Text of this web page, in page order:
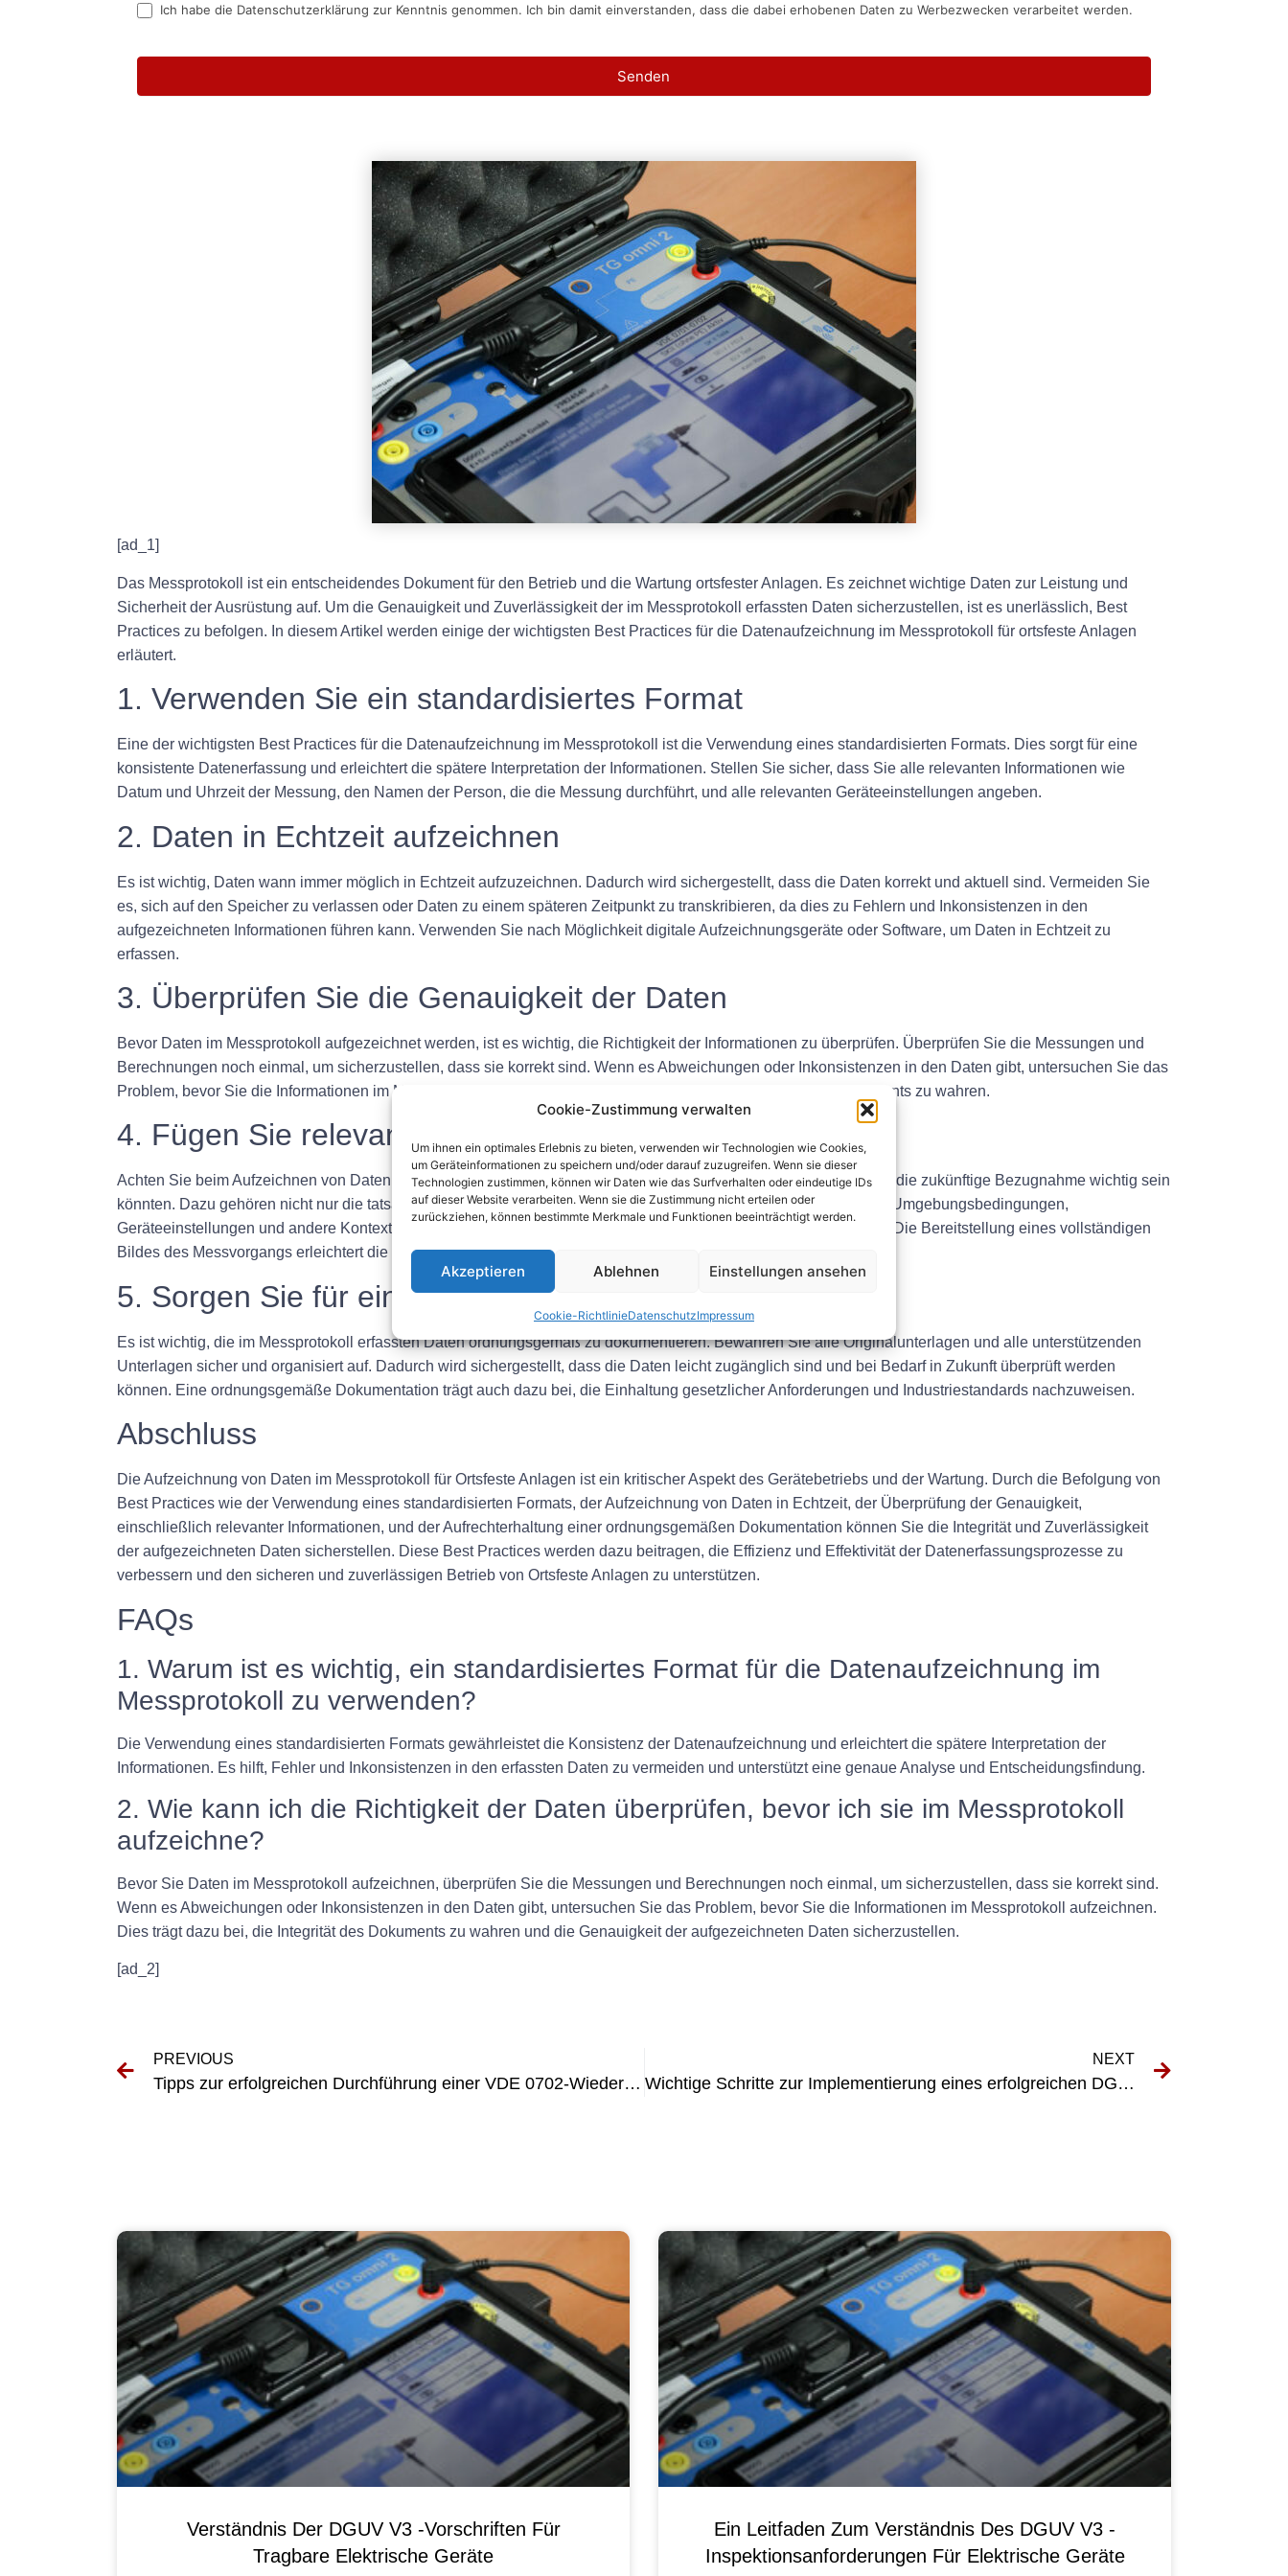
Cookie-Zustimmung verwalten
Um ihnen ein optimales Erlebnis zu bieten, verwenden wir Technologien wie Cookies,
um Geräteinformationen zu speichern und/oder darauf zuzugreifen. Wenn sie dieser
Technologien zustimmen, können wir Daten wie das Surfverhalten oder eindeutige IDs
auf dieser Website verarbeiten. Wenn sie die Zustimmung nicht erteilen oder
zurückziehen, können bestimmte Merkmale und Funktionen beeinträchtigt werden.
Akzeptieren Ablehnen Einstellungen ansehen
Cookie-RichtlinieDatenschutzImpressum
Ich habe die Datenschutzerklärung zur Kenntnis genommen. Ich bin damit einverstanden, dass die dabei erhobenen Daten zu Werbezwecken verarbeitet werden.
Senden
[ad_1]
Das Messprotokoll ist ein entscheidendes Dokument für den Betrieb und die Wartung ortsfester Anlagen. Es zeichnet wichtige Daten zur Leistung und
Sicherheit der Ausrüstung auf. Um die Genauigkeit und Zuverlässigkeit der im Messprotokoll erfassten Daten sicherzustellen, ist es unerlässlich, Best
Practices zu befolgen. In diesem Artikel werden einige der wichtigsten Best Practices für die Datenaufzeichnung im Messprotokoll für ortsfeste Anlagen
erläutert.
1. Verwenden Sie ein standardisiertes Format
Eine der wichtigsten Best Practices für die Datenaufzeichnung im Messprotokoll ist die Verwendung eines standardisierten Formats. Dies sorgt für eine
konsistente Datenerfassung und erleichtert die spätere Interpretation der Informationen. Stellen Sie sicher, dass Sie alle relevanten Informationen wie
Datum und Uhrzeit der Messung, den Namen der Person, die die Messung durchführt, und alle relevanten Geräteeinstellungen angeben.
2. Daten in Echtzeit aufzeichnen
Es ist wichtig, Daten wann immer möglich in Echtzeit aufzuzeichnen. Dadurch wird sichergestellt, dass die Daten korrekt und aktuell sind. Vermeiden Sie
es, sich auf den Speicher zu verlassen oder Daten zu einem späteren Zeitpunkt zu transkribieren, da dies zu Fehlern und Inkonsistenzen in den
aufgezeichneten Informationen führen kann. Verwenden Sie nach Möglichkeit digitale Aufzeichnungsgeräte oder Software, um Daten in Echtzeit zu
erfassen.
3. Überprüfen Sie die Genauigkeit der Daten
Bevor Daten im Messprotokoll aufgezeichnet werden, ist es wichtig, die Richtigkeit der Informationen zu überprüfen. Überprüfen Sie die Messungen und
Berechnungen noch einmal, um sicherzustellen, dass sie korrekt sind. Wenn es Abweichungen oder Inkonsistenzen in den Daten gibt, untersuchen Sie das
Problem, bevor Sie die Informationen im Messprotokoll aufzeichnen. Dies trägt dazu bei, die Integrität des Dokuments zu wahren.
4. Fügen Sie relevante Informationen hinzu
Achten Sie beim Aufzeichnen von Daten im Messprotokoll darauf, alle relevanten Informationen anzugeben, die für die zukünftige Bezugnahme wichtig sein
könnten. Dazu gehören nicht nur die tatsächlichen Messungen und Beobachtungen, sondern auch alle relevanten Umgebungsbedingungen,
Geräteeinstellungen und andere Kontextinformationen, die sich auf die aufgezeichneten Daten auswirken können. Die Bereitstellung eines vollständigen
Bildes des Messvorgangs erleichtert die spätere Interpretation der Daten.
5. Sorgen Sie für eine ordnungsgemäße Dokumentation
Es ist wichtig, die im Messprotokoll erfassten Daten ordnungsgemäß zu dokumentieren. Bewahren Sie alle Originalunterlagen und alle unterstützenden
Unterlagen sicher und organisiert auf. Dadurch wird sichergestellt, dass die Daten leicht zugänglich sind und bei Bedarf in Zukunft überprüft werden
können. Eine ordnungsgemäße Dokumentation trägt auch dazu bei, die Einhaltung gesetzlicher Anforderungen und Industriestandards nachzuweisen.
Abschluss
Die Aufzeichnung von Daten im Messprotokoll für Ortsfeste Anlagen ist ein kritischer Aspekt des Gerätebetriebs und der Wartung. Durch die Befolgung von
Best Practices wie der Verwendung eines standardisierten Formats, der Aufzeichnung von Daten in Echtzeit, der Überprüfung der Genauigkeit,
einschließlich relevanter Informationen, und der Aufrechterhaltung einer ordnungsgemäßen Dokumentation können Sie die Integrität und Zuverlässigkeit
der aufgezeichneten Daten sicherstellen. Diese Best Practices werden dazu beitragen, die Effizienz und Effektivität der Datenerfassungsprozesse zu
verbessern und den sicheren und zuverlässigen Betrieb von Ortsfeste Anlagen zu unterstützen.
FAQs
1. Warum ist es wichtig, ein standardisiertes Format für die Datenaufzeichnung im
Messprotokoll zu verwenden?
Die Verwendung eines standardisierten Formats gewährleistet die Konsistenz der Datenaufzeichnung und erleichtert die spätere Interpretation der
Informationen. Es hilft, Fehler und Inkonsistenzen in den erfassten Daten zu vermeiden und unterstützt eine genaue Analyse und Entscheidungsfindung.
2. Wie kann ich die Richtigkeit der Daten überprüfen, bevor ich sie im Messprotokoll
aufzeichne?
Bevor Sie Daten im Messprotokoll aufzeichnen, überprüfen Sie die Messungen und Berechnungen noch einmal, um sicherzustellen, dass sie korrekt sind.
Wenn es Abweichungen oder Inkonsistenzen in den Daten gibt, untersuchen Sie das Problem, bevor Sie die Informationen im Messprotokoll aufzeichnen.
Dies trägt dazu bei, die Integrität des Dokuments zu wahren und die Genauigkeit der aufgezeichneten Daten sicherzustellen.
[ad_2]
PREVIOUS
Tipps zur erfolgreichen Durchführung einer VDE 0702-Wiederholungsprüfung: Einhaltung und Sicherheit gewährleisten
NEXT
Wichtige Schritte zur Implementierung eines erfolgreichen DGUV E-Check-Programms
Verständnis Der DGUV V3 -Vorschriften Für
Tragbare Elektrische Geräte
Ein Leitfaden Zum Verständnis Des DGUV V3 -
Inspektionsanforderungen Für Elektrische Geräte